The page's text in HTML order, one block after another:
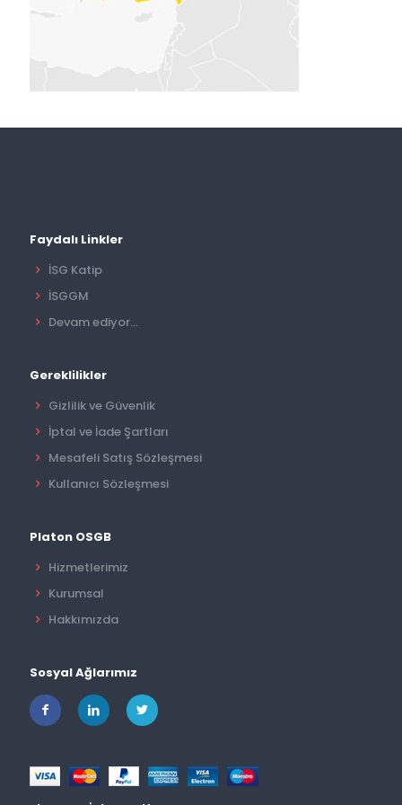
Faydalı Linkler
İSG Katip
İSGGM
Devam ediyor...
Gereklilikler
Gizlilik ve Güvenlik
İptal ve İade Şartları
Mesafeli Satış Sözleşmesi
Kullanıcı Sözleşmesi
Platon OSGB
Hizmetlerimiz
Kurumsal
Hakkımızda
Sosyal Ağlarımız